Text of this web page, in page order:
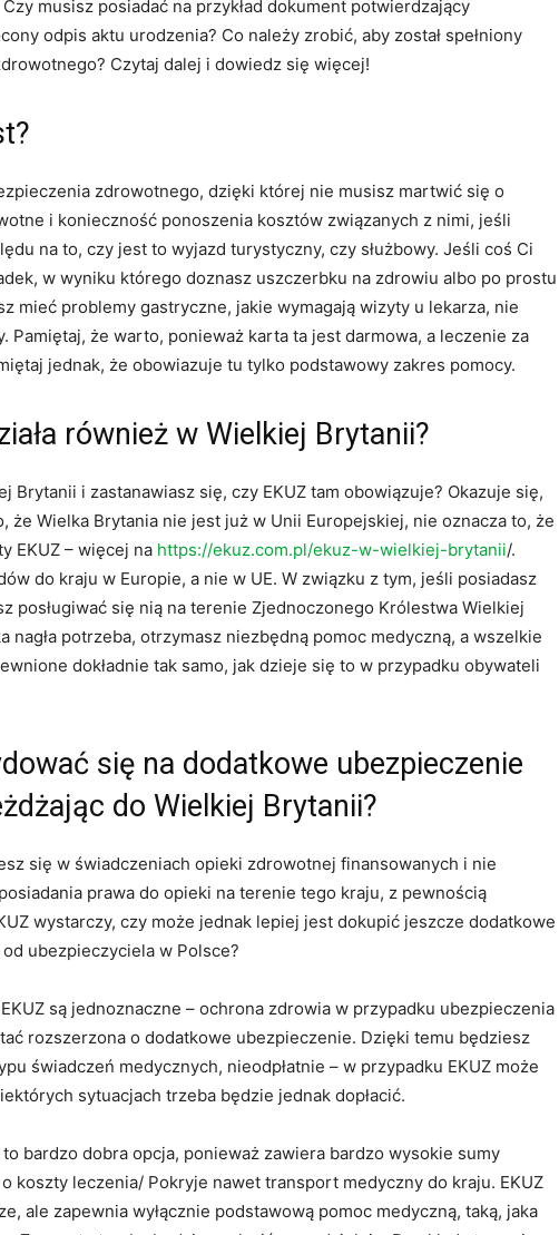
musisz posiadać na przykład dokument potwierdzający
odpis aktu urodzenia? Co należy zrobić, aby został spełniony
Czytaj dalej i dowiedz się więcej!
zdrowotnego, dzięki której nie musisz martwić się o
i konieczność ponoszenia kosztów związanych z nimi, jeśli
na to, czy jest to wyjazd turystyczny, czy służbowy. Jeśli coś Ci
w wyniku którego doznasz uszczerbku na zdrowiu albo po prostu
mieć problemy gastryczne, jakie wymagają wizyty u lekarza, nie
Pamiętaj, że warto, ponieważ karta ta jest darmowa, a leczenie za
jednak, że obowiazuje tu tylko podstawowy zakres pomocy.
również w Wielkiej Brytanii?
Brytanii i zastanawiasz się, czy EKUZ tam obowiązuje? Okazuje się,
że Wielka Brytania nie jest już w Unii Europejskiej, nie oznacza to, że
EKUZ – więcej na https://ekuz.com.pl/ekuz-w-wielkiej-brytanii/.
do kraju w Europie, a nie w UE. W związku z tym, jeśli posiadasz
posługiwać się nią na terenie Zjednoczonego Królestwa Wielkiej
nagła potrzeba, otrzymasz niezbędną pomoc medyczną, a wszelkie
dokładnie tak samo, jak dzieje się to w przypadku obywateli
się na dodatkowe ubezpieczenie
do Wielkiej Brytanii?
się w świadczeniach opieki zdrowotnej finansowanych i nie
prawa do opieki na terenie tego kraju, z pewnością
wystarczy, czy może jednak lepiej jest dokupić jeszcze dodatkowe
ubezpieczyciela w Polsce?
są jednoznaczne – ochrona zdrowia w przypadku ubezpieczenia
rozszerzona o dodatkowe ubezpieczenie. Dzięki temu będziesz
świadczeń medycznych, nieodpłatnie – w przypadku EKUZ może
sytuacjach trzeba będzie jednak dopłacić.
bardzo dobra opcja, ponieważ zawiera bardzo wysokie sumy
koszty leczenia/ Pokryje nawet transport medyczny do kraju. EKUZ
ale zapewnia wyłącznie podstawową pomoc medyczną, taką, jaka